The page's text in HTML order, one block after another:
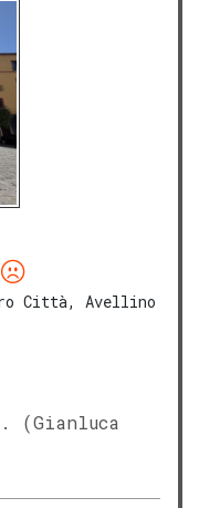
Città, Avellino
(Gianluca